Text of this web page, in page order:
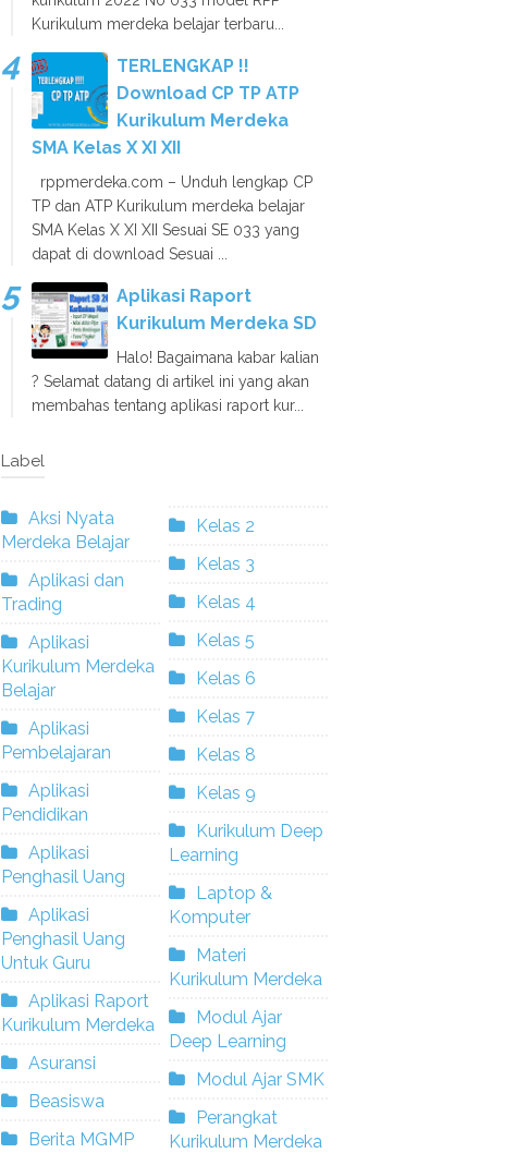
Kurikulum merdeka belajar terbaru...
TERLENGKAP !!
Download CP TP ATP
Kurikulum Merdeka
SMA Kelas X XI XII
rppmerdeka.com – Unduh lengkap CP
TP dan ATP Kurikulum merdeka belajar
SMA Kelas X XI XII Sesuai SE 033 yang
dapat di download Sesuai ...
Aplikasi Raport
Kurikulum Merdeka SD
Halo! Bagaimana kabar kalian
? Selamat datang di artikel ini yang akan
membahas tentang aplikasi raport kur...
Label
Aksi Nyata
Merdeka Belajar
Aplikasi dan
Trading
Aplikasi
Kurikulum Merdeka
Belajar
Aplikasi
Pembelajaran
Aplikasi
Pendidikan
Aplikasi
Penghasil Uang
Aplikasi
Penghasil Uang
Untuk Guru
Aplikasi Raport
Kurikulum Merdeka
Asuransi
Beasiswa
Berita MGMP
Kelas 2
Kelas 3
Kelas 4
Kelas 5
Kelas 6
Kelas 7
Kelas 8
Kelas 9
Kurikulum Deep
Learning
Laptop &
Komputer
Materi
Kurikulum Merdeka
Modul Ajar
Deep Learning
Modul Ajar SMK
Perangkat
Kurikulum Merdeka